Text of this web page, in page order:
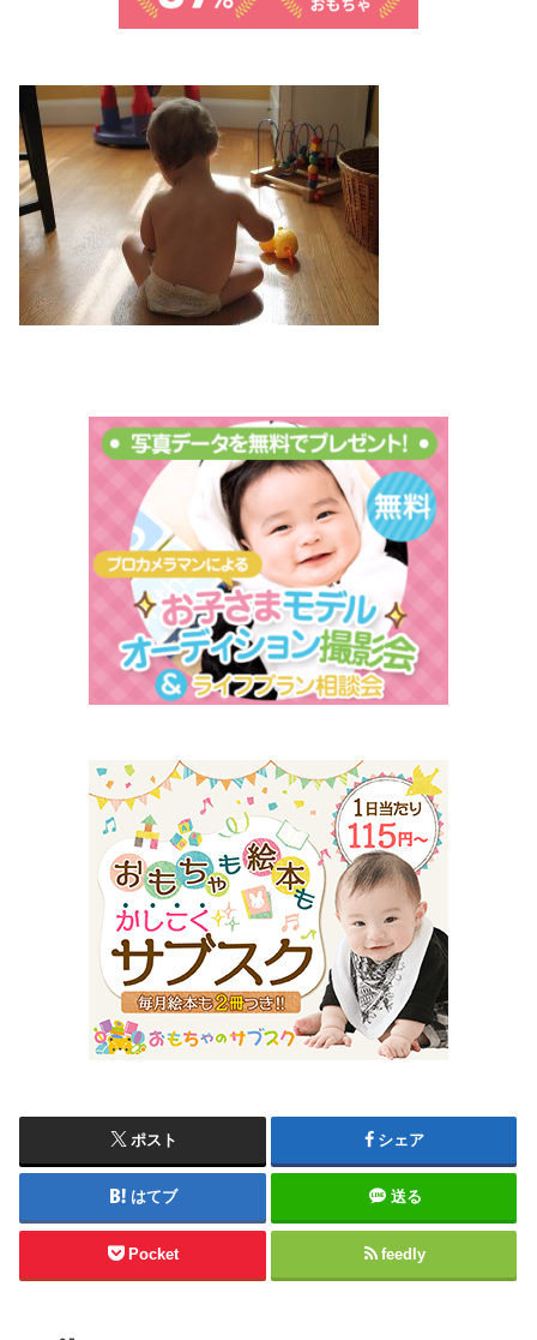
ポスト シェア
はてブ 送る
Pocket feedly